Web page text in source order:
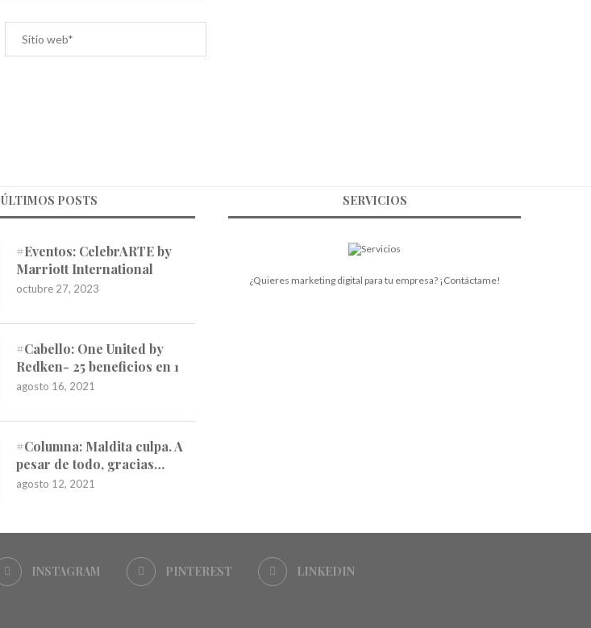
ÚLTIMOS POSTS
#Eventos: CelebrARTE by
Marriott International
octubre 27, 2023
#Cabello: One United by
Redken- 25 beneficios en 1
agosto 16, 2021
#Columna: Maldita culpa. A
pesar de todo, gracias…
agosto 12, 2021
SERVICIOS
¿Quieres marketing digital para tu empresa? ¡Contáctame!
INSTAGRAM PINTEREST LINKEDIN